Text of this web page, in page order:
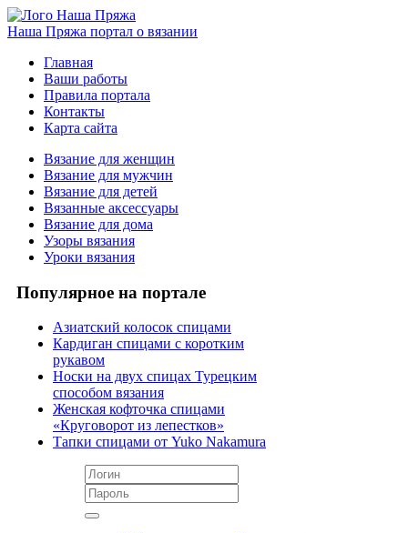
Наша Пряжа портал о вязании
Главная
Ваши работы
Правила портала
Контакты
Карта сайта
Вязание для женщин
Вязание для мужчин
Вязание для детей
Вязанные аксессуары
Вязание для дома
Узоры вязания
Уроки вязания
Популярное на портале
Азиатский колосок спицами
Кардиган спицами с коротким
рукавом
Носки на двух спицах Турецким
способом вязания
Женская кофточка спицами
«Круговорот из лепестков»
Тапки спицами от Yuko Nakamura